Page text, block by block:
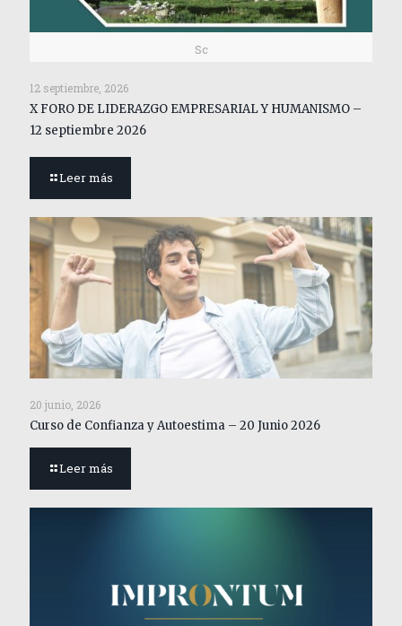
Sc
12 septiembre, 2026
X FORO DE LIDERAZGO EMPRESARIAL Y HUMANISMO –
12 septiembre 2026
Leer más
20 junio, 2026
Curso de Confianza y Autoestima – 20 Junio 2026
Leer más